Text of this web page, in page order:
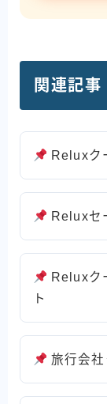
関連記事
Reluxク
Reluxセ
Reluxク
ト
旅行会